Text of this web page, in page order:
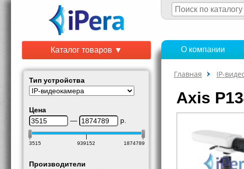
Каталог товаров ▼
Тип устройства
Цена
—
р.
3515 939152 1874789
Производители
О компании
Главная IP-
Axis